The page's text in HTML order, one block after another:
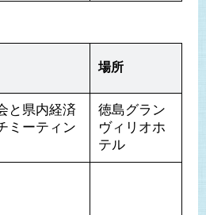
場所
と県内経済
ミーティン
徳島グラン
ヴィリオホ
テル